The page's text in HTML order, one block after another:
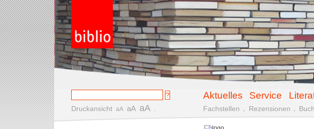
Aktuelles Service
Druckansicht aA aA aA Fachstellen Rezensionen